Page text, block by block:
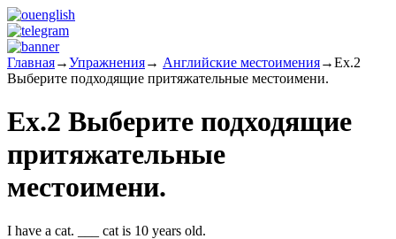
Главная→Упражнения→ Английские местоимения→Ex.2
Выберите подходящие притяжательные местоимени.
Ex.2 Выберите подходящие
притяжательные
местоимени.
I have a cat. ___ cat is 10 years old.